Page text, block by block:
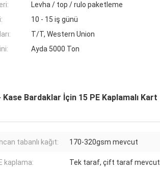
Levha / top / rulo paketleme
10 - 15 iş günü
T/T, Western Union
Ayda 5000 Ton
Bardaklar İçin 15 PE Kaplamalı Kart
tabanlı kağıt: 170-320gsm mevcut
kaplama: Tek taraf, çift taraf mevcut